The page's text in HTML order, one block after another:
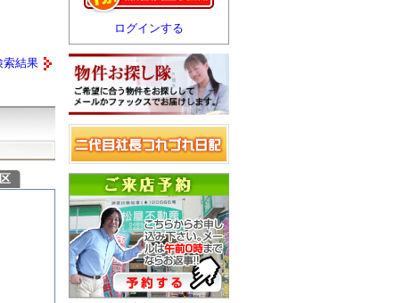
ログインする
索結果